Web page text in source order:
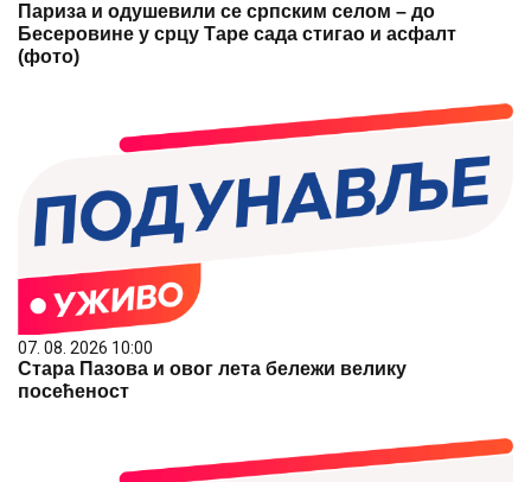
Париза и одушевили се српским селом – до
Бесеровине у срцу Таре сада стигао и асфалт
(фото)
07. 08. 2026 10:00
Стара Пазова и овог лета бележи велику
посећеност